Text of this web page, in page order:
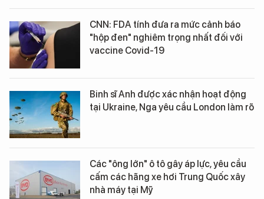
CNN: FDA tính đưa ra mức cảnh báo
"hộp đen" nghiêm trọng nhất đối với
vaccine Covid-19
Binh sĩ Anh được xác nhận hoạt động
tại Ukraine, Nga yêu cầu London làm rõ
Các "ông lớn" ô tô gây áp lực, yêu cầu
cấm các hãng xe hơi Trung Quốc xây
nhà máy tại Mỹ